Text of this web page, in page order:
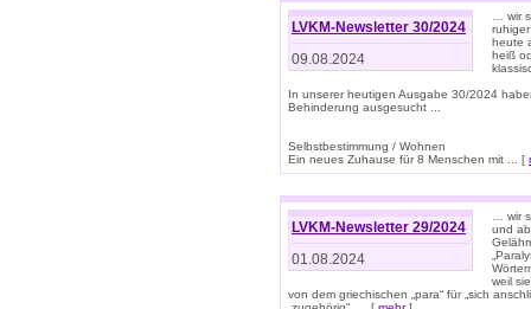
LVKM-Newsletter 30/2024
09.08.2024
… wir
heute
heiß
In unserer heutigen Ausgabe 30/2024
Behinderung ausgesucht ...
Selbstbestimmung / Wohnen
Ein neues Zuhause für 8 Menschen mit ... [
LVKM-Newsletter 29/2024
01.08.2024
… wir
und
weil
von dem griechischen „para“ für „sich